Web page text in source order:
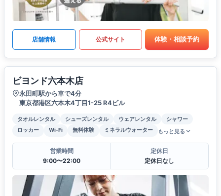
店舗情報 公式サイト 体験・相談予約
ビヨンド六本木店
永田町駅から車で4分
東京都港区六本木4丁目1-25 R4ビル
タオルレンタル シューズレンタル ウェアレンタル
シャワー
ロッカー
Wi-Fi 無料体験 ミネラルウォーター もっと見る
営業時間
9:00〜22:00
定休日
定休日なし